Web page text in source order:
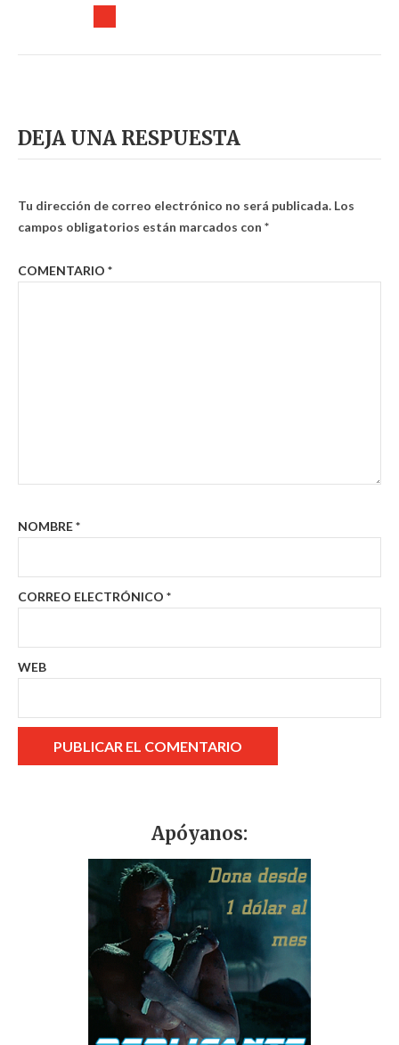
DEJA UNA RESPUESTA
Tu dirección de correo electrónico no será publicada. Los
campos obligatorios están marcados con *
COMENTARIO *
NOMBRE*
CORREO ELECTRÓNICO *
WEB
Apóyanos: